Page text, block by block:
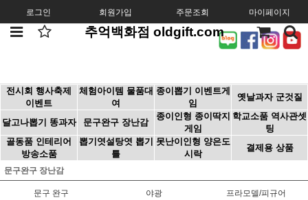
로그인 회원가입 주문조회 마이페이지
추억백화점 oldgift.com
전시회 행사축제
이벤트
체험아이템 물품대
여
종이뽑기 이벤트게
임
옛날과자 군것질
달고나뽑기 똥과자 문구완구 장난감
종이인형 종이딱지
게임
학교소품 역사관셋
팅
골동품 인테리어
방송소품
뽑기엿설탕엿 뽑기
틀
못난이인형 양은도
시락
결제용 상품
문구완구 장난감
문구 완구 야광 프라모델/피규어